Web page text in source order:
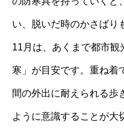
い、脱いだ時のかさばり
11月は、あくまで都市
寒」が目安です。重ね着
間の外出に耐えられる歩
ように意識することが大